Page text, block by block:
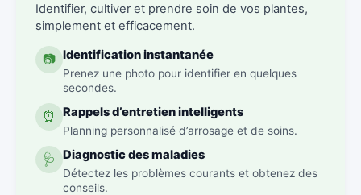
Identifier, cultiver et prendre soin de vos plantes,
simplement et efficacement.
📷 Identification instantanée
Prenez une photo pour identifier en quelques
secondes.
⏰ Rappels d’entretien intelligents
Planning personnalisé d’arrosage et de soins.
🩺 Diagnostic des maladies
Détectez les problèmes courants et obtenez des
conseils.